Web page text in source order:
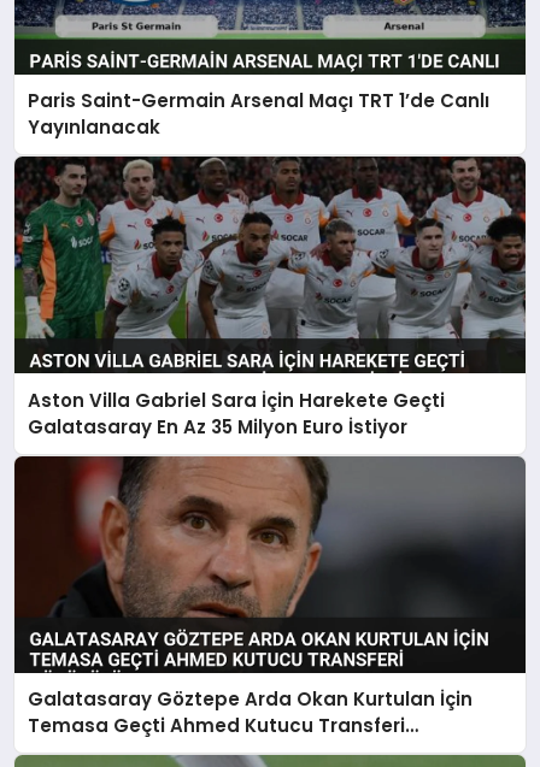
Paris Saint-Germain Arsenal Maçı TRT 1’de Canlı
Yayınlanacak
Aston Villa Gabriel Sara İçin Harekete Geçti
Galatasaray En Az 35 Milyon Euro İstiyor
Galatasaray Göztepe Arda Okan Kurtulan İçin
Temasa Geçti Ahmed Kutucu Transferi
Görüşülüyor